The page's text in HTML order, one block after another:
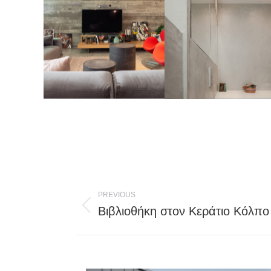
navigation
PREVIOUS
Previous
Βιβλιοθήκη στον Κεράτιο Κόλπο